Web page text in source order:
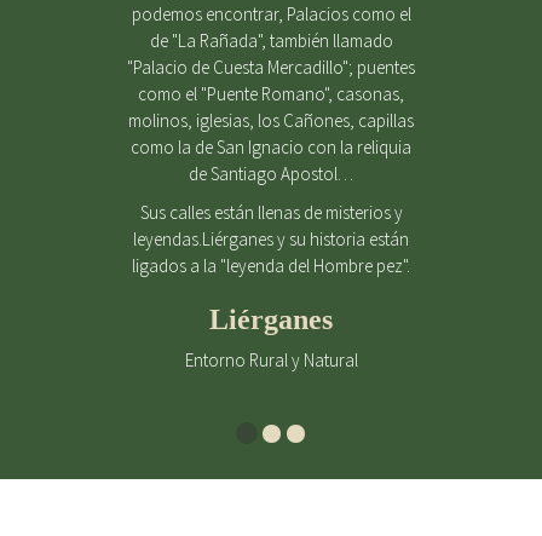
podemos encontrar, Palacios como el
de "La Rañada", también llamado
"Palacio de Cuesta Mercadillo"; puentes
como el "Puente Romano", casonas,
molinos, iglesias, los Cañones, capillas
como la de San Ignacio con la reliquia
de Santiago Apostol…
Sus calles están llenas de misterios y
leyendas.Liérganes y su historia están
ligados a la "leyenda del Hombre pez".
Liérganes
Entorno Rural y Natural